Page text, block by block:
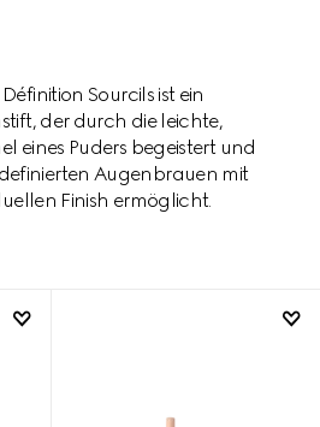
Sourcils ist ein
der durch die leichte,
eines Puders begeistert und
Augenbrauen mit
Finish ermöglicht.